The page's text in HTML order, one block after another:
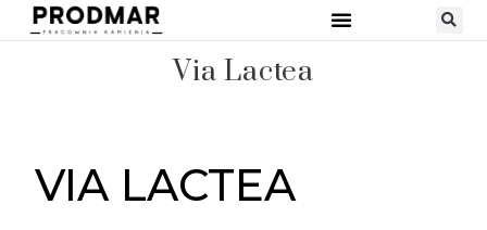
Via Lactea
VIA LACTEA